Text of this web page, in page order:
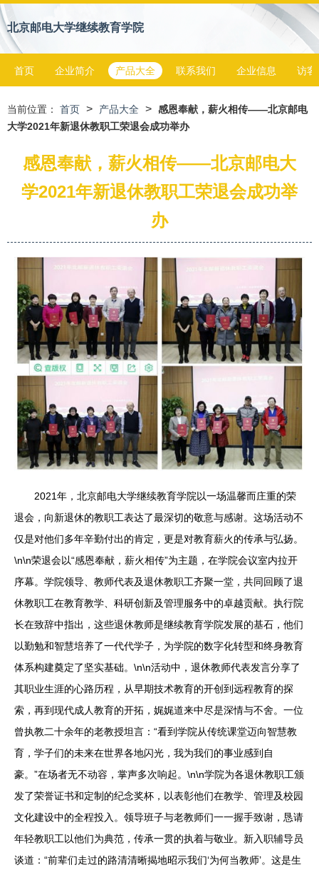
北京邮电大学继续教育学院
首页 企业简介 产品大全 联系我们 企业信息 访客
当前位置： 首页 > 产品大全 > 感恩奉献，薪火相传——北京邮电
大学2021年新退休教职工荣退会成功举办
感恩奉献，薪火相传——北京邮电大
学2021年新退休教职工荣退会成功举
办
2021年，北京邮电大学继续教育学院以一场温馨而庄重的荣
退会，向新退休的教职工表达了最深切的敬意与感谢。这场活动不
仅是对他们多年辛勤付出的肯定，更是对教育薪火的传承与弘扬。
\n\n荣退会以“感恩奉献，薪火相传”为主题，在学院会议室内拉开
序幕。学院领导、教师代表及退休教职工齐聚一堂，共同回顾了退
休教职工在教育教学、科研创新及管理服务中的卓越贡献。执行院
长在致辞中指出，这些退休教师是继续教育学院发展的基石，他们
以勤勉和智慧培养了一代代学子，为学院的数字化转型和终身教育
体系构建奠定了坚实基础。\n\n活动中，退休教师代表发言分享了
其职业生涯的心路历程，从早期技术教育的开创到远程教育的探
索，再到现代成人教育的开拓，娓娓道来中尽是深情与不舍。一位
曾执教二十余年的老教授坦言：“看到学院从传统课堂迈向智慧教
育，学子们的未来在世界各地闪光，我为我们的事业感到自
豪。”在场者无不动容，掌声多次响起。\n\n学院为各退休教职工颁
发了荣誉证书和定制的纪念奖杯，以表彰他们在教学、管理及校园
文化建设中的全程投入。领导班子与老教师们一一握手致谢，恳请
年轻教职工以他们为典范，传承一贯的执着与敬业。新入职辅导员
谈道：“前辈们走过的路清清晰揭地昭示我们‘为何当教师’。这是生